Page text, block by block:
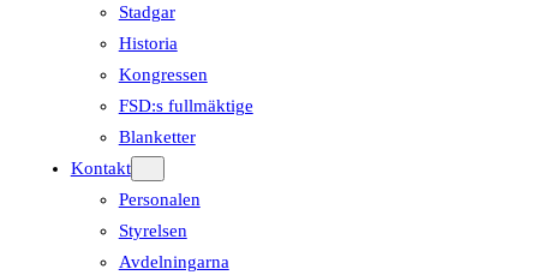
Stadgar
Historia
Kongressen
FSD:s fullmäktige
Blanketter
Kontakt
Personalen
Styrelsen
Avdelningarna